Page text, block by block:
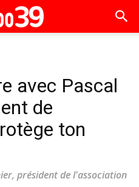
avec Pascal
de
ton
président de l'association